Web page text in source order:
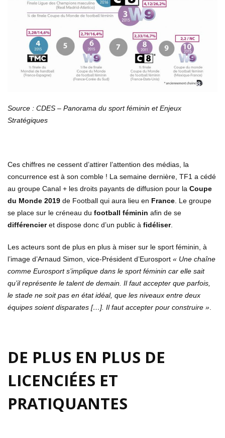
Source : CDES – Panorama du sport féminin et Enjeux
Stratégiques
Ces chiffres ne cessent d’attirer l’attention des médias, la
concurrence est à son comble ! La semaine dernière, TF1 a cédé
au groupe Canal + les droits payants de diffusion pour la Coupe
du Monde 2019 de Football qui aura lieu en France. Le groupe
se place sur le créneau du football féminin afin de se
différencieret dispose donc d’un public à fidéliser.
Les acteurs sont de plus en plus à miser sur le sport féminin, à
l’image d’Arnaud Simon, vice-Président d’Eurosport « Une chaîne
comme Eurosport s’implique dans le sport féminin car elle sait
qu’il représente le talent de demain. Il faut accepter que parfois,
le stade ne soit pas en état idéal, que les niveaux entre deux
équipes soient disparates […]. Il faut accepter pour construire ».
DE PLUS EN PLUS DE
LICENCIÉES ET
PRATIQUANTES